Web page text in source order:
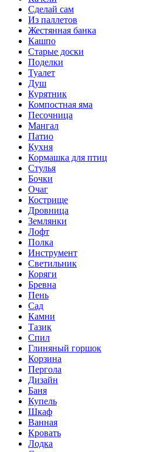
Сделай сам
Из паллетов
Жестянная банка
Кашпо
Старые доски
Поделки
Туалет
Душ
Курятник
Компостная яма
Песочница
Мангал
Патио
Кухня
Кормашка для птиц
Стулья
Бочки
Очаг
Кострище
Дровница
Землянки
Лофт
Полка
Инструмент
Светильник
Коряги
Бревна
Пень
Сад
Камни
Тазик
Спил
Глиняный горшок
Корзина
Пергола
Дизайн
Баня
Купель
Шкаф
Ванная
Кровать
Лодка